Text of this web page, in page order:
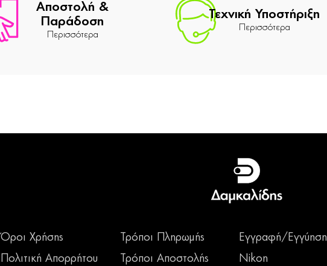
Αποστολή &
Παράδοση
Περισσότερα
Τεχνική Υποστήριξη
Περισσότερα
Όροι Χρήσης
Πολιτική Απορρήτου
Τρόποι Πληρωμής
Τρόποι Αποστολής
Εγγραφή/Εγγύηση
Nikon